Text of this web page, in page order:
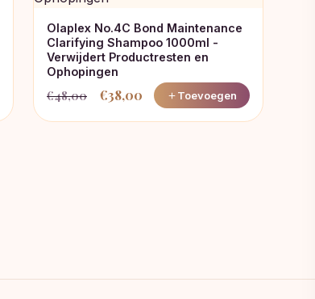
Olaplex No.4C Bond Maintenance
Clarifying Shampoo 1000ml -
Verwijdert Productresten en
Ophopingen
€48,00
Oorspronkelijke
prijs
€38,00
Huidige
prijs
Toevoegen